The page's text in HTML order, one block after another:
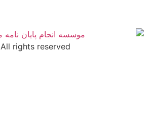
All rights reserved